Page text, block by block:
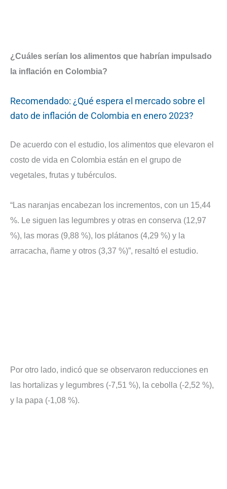
¿Cuáles serían los alimentos que habrían impulsado
la inflación en Colombia?
Recomendado: ¿Qué espera el mercado sobre el
dato de inflación de Colombia en enero 2023?
De acuerdo con el estudio, los alimentos que elevaron el
costo de vida en Colombia están en el grupo de
vegetales, frutas y tubérculos.
“Las naranjas encabezan los incrementos, con un 15,44
%. Le siguen las legumbres y otras en conserva (12,97
%), las moras (9,88 %), los plátanos (4,29 %) y la
arracacha, ñame y otros (3,37 %)”, resaltó el estudio.
Por otro lado, indicó que se observaron reducciones en
las hortalizas y legumbres (-7,51 %), la cebolla (-2,52 %),
y la papa (-1,08 %).